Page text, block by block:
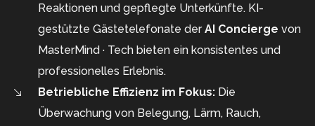
Reaktionen und gepflegte Unterkünfte. KI-
gestützte Gästetelefonate derAI Concierge von
MasterMind · Tech bieten ein konsistentes und
professionelles Erlebnis.
Betriebliche Effizienz im Fokus: Die
Überwachung von Belegung, Lärm, Rauch,